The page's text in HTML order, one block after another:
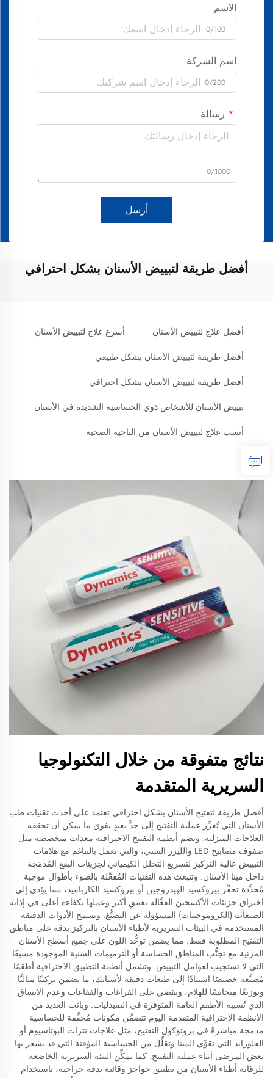
الاسم
0/100
اسم الشركة
0/200
رسالة
0/1000
أرسل
أفضل طريقة لتبييض الأسنان بشكل احترافي
أفضل علاج لتبييض الأسنان أسرع علاج لتبييض الأسنان
أفضل طريقة لتبييض الأسنان بشكل طبيعي
أفضل طريقة لتبييض الأسنان بشكل احترافي
تبييض الأسنان للأشخاص ذوي الحساسية الشديدة في الأسنان
أنسب علاج لتبييض الأسنان من الناحية الصحية
نتائج متفوقة من خلال التكنولوجيا
السريرية المتقدمة
أفضل طريقة لتفتيح الأسنان بشكل احترافي تعتمد على أحدث تقنيات طب
الأسنان التي تُعزِّز عملية التفتيح إلى حدٍّ بعيدٍ يفوق ما يمكن أن تحققه
العلاجات المنزلية. وتضم أنظمة التفتيح الاحترافية معدات متخصصة مثل
صفوف مصابيح LED والليزر السني، والتي تعمل بالتناغم مع هلامات
التبييض عالية التركيز لتسريع التحلل الكيميائي لجزيئات البقع المُدمَجة
داخل مينا الأسنان. وتنبعث هذه التقنيات المُفعَّلة بالضوء بأطوال موجية
مُحدَّدة تحفِّز بيروكسيد الهيدروجين أو بيروكسيد الكارباميد، مما يؤدي إلى
اختراق جزيئات الأكسجين الفعَّالة بعمقٍ أكبر وعملها بكفاءة أعلى في إذابة
الصبغات (الكروموجينات) المسؤولة عن التصبُّغ. وتسمح الأدوات الدقيقة
المستخدمة في البيئات السريرية لأطباء الأسنان بالتركيز بدقة على مناطق
التفتيح المطلوبة فقط، مما يضمن توحُّد اللون على جميع أسطح الأسنان
المرئية مع تجنُّب المناطق الحساسة أو الترميمات السنية الموجودة مسبقًا
التي لا تستجيب لعوامل التبييض. وتشمل أنظمة التطبيق الاحترافية أطقمًا
مُصنَّعة خصيصًا استنادًا إلى طبعات دقيقة لأسنانك، ما يضمن تركيبًا مثاليًّا
وتوزيعًا متجانسًا للهلام، ويقضي على الفراغات والفقاعات وعدم الاتساق
الذي تُسببه الأطقم العامة المتوفرة في الصيدليات. وباتت العديد من
الأنظمة الاحترافية المتقدمة اليوم تتضمَّن مكونات مُخفِّفة للحساسية
مدمجة مباشرةً في بروتوكول التفتيح، مثل علاجات نترات البوتاسيوم أو
الفلورايد التي تقوِّي المينا وتقلِّل من الحساسية المؤقتة التي قد يشعر بها
بعض المرضى أثناء عملية التفتيح. كما يمكِّن البيئة السريرية الخاضعة
للرقابة أطباء الأسنان من تطبيق حواجز وقائية بدقة جراحية، باستخدام